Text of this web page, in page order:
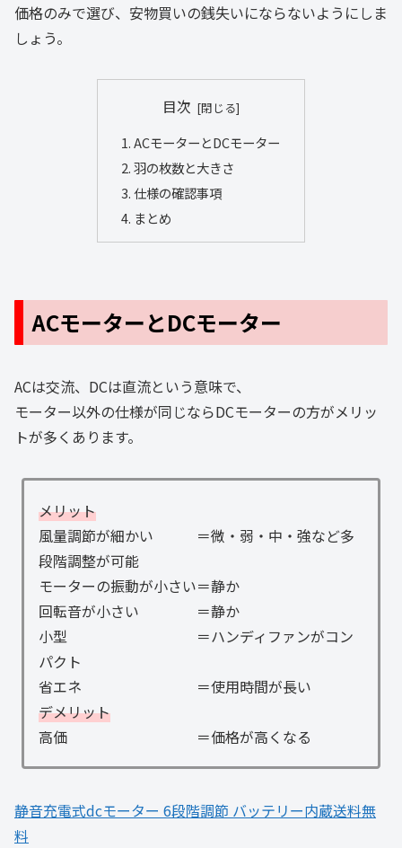
価格のみで選び、安物買いの銭失いにならないようにしま
しょう。
目次
ACモーターとDCモーター
羽の枚数と大きさ
仕様の確認事項
まとめ
ACモーターとDCモーター
ACは交流、DCは直流という意味で、
モーター以外の仕様が同じならDCモーターの方がメリッ
トが多くあります。
メリット
風量調節が細かい ＝微・弱・中・強など多
段階調整が可能
モーターの振動が小さい＝静か
回転音が小さい ＝静か
小型 ＝ハンディファンがコン
パクト
省エネ ＝使用時間が長い
デメリット
高価 ＝価格が高くなる
静音充電式dcモーター 6段階調節 バッテリー内蔵送料無
料